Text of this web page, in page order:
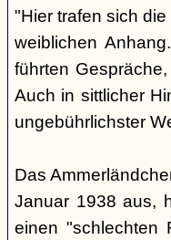
"Hier trafen sich
weiblichen
führten
Auch in sittlicher
ungebührlichster
Das
Januar 1938 aus,
einen "schlechten